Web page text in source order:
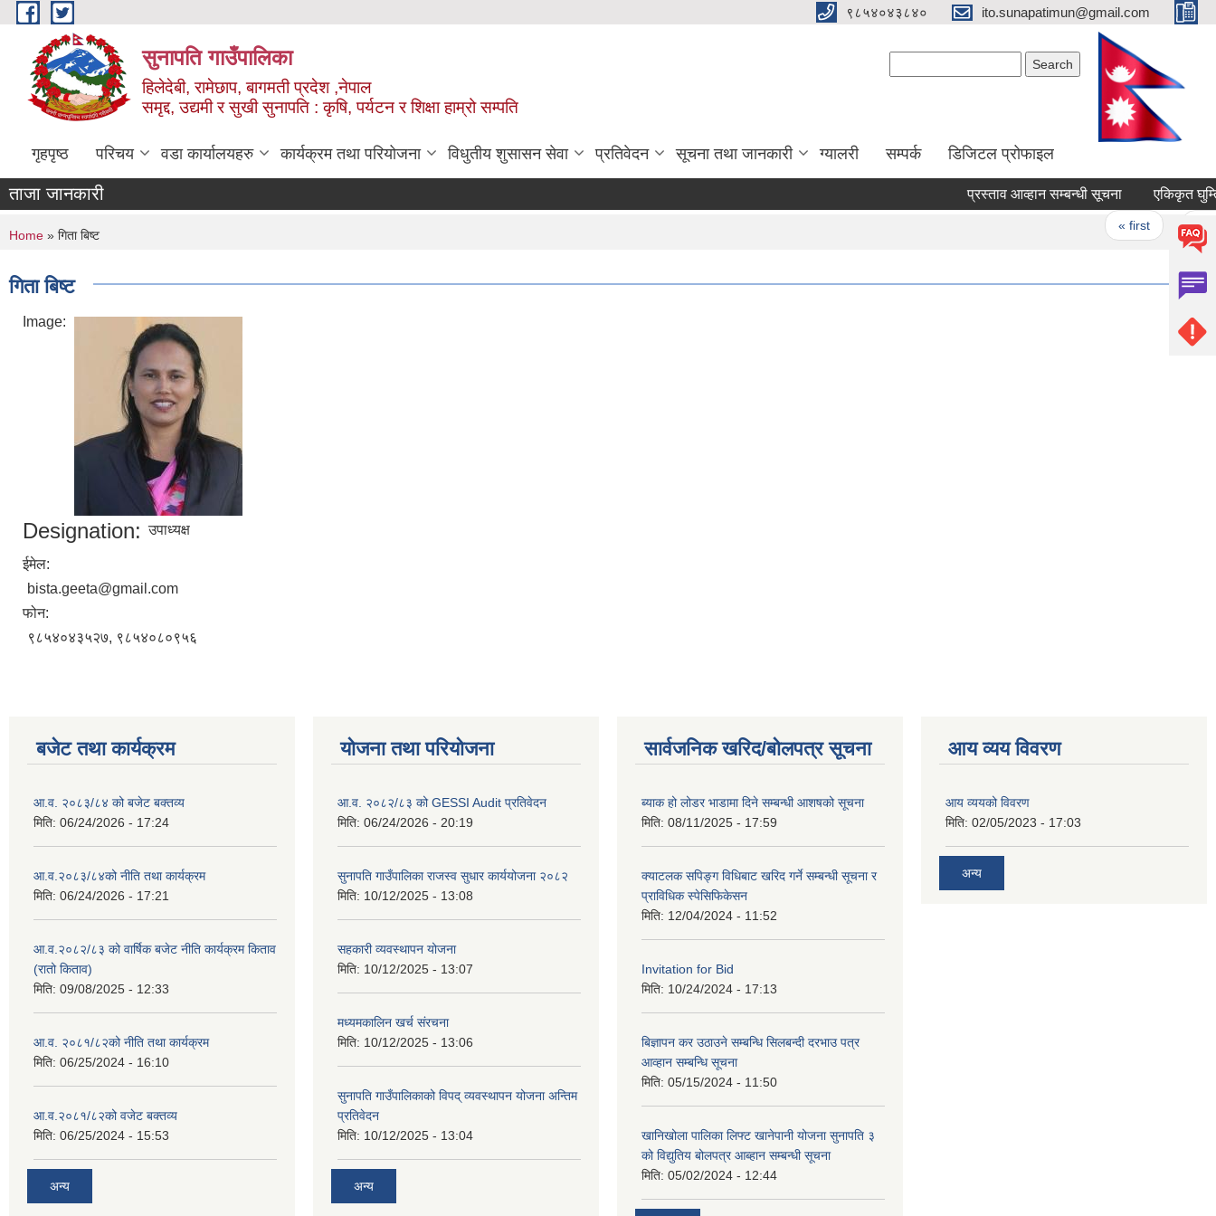
Skip to main content ९८५४०४३८४० ito.sunapatimun@gmail.com
सुनापति गाउँपालिका
हिलेदेबी, रामेछाप, बागमती प्रदेश ,नेपाल
समृद्द, उद्यमी र सुखी सुनापति : कृषि, पर्यटन र शिक्षा हाम्रो सम्पति
गृहपृष्ठ परिचय वडा कार्यालयहरु कार्यक्रम तथा परियोजना विधुतीय शुसासन सेवा प्रतिवेदन सूचना तथा जानकारी ग्यालरी सम्पर्क डिजिटल प्रोफाइल
ताजा जानकारी प्रस्ताव आव्हान सम्बन्धी सूचना एकिकृत घुम्ति
« first ‹
You are here
Home » गिता बिष्ट
गिता बिष्ट
Image:
Designation: उपाध्यक्ष
ईमेल:
bista.geeta@gmail.com
फोन:
९८५४०४३५२७, ९८५४०८०९५६
बजेट तथा कार्यक्रम
आ.व. २०८३/८४ को बजेट बक्तव्य
मिति: 06/24/2026 - 17:24
आ.व.२०८३/८४को नीति तथा कार्यक्रम
मिति: 06/24/2026 - 17:21
आ.व.२०८२/८३ को वार्षिक बजेट नीति कार्यक्रम किताव
(रातो किताव)
मिति: 09/08/2025 - 12:33
आ.व. २०८१/८२को नीति तथा कार्यक्रम
मिति: 06/25/2024 - 16:10
आ.व.२०८१/८२को वजेट बक्तव्य
मिति: 06/25/2024 - 15:53
अन्य
योजना तथा परियोजना
आ.व. २०८२/८३ को GESSI Audit प्रतिवेदन
मिति: 06/24/2026 - 20:19
सुनापति गाउँपालिका राजस्व सुधार कार्ययोजना २०८२
मिति: 10/12/2025 - 13:08
सहकारी व्यवस्थापन योजना
मिति: 10/12/2025 - 13:07
मध्यमकालिन खर्च संरचना
मिति: 10/12/2025 - 13:06
सुनापति गाउँपालिकाको विपद् व्यवस्थापन योजना अन्तिम
प्रतिवेदन
मिति: 10/12/2025 - 13:04
अन्य
सार्वजनिक खरिद/बोलपत्र सूचना
ब्याक हो लोडर भाडामा दिने सम्बन्धी आशषको सूचना
मिति: 08/11/2025 - 17:59
क्याटलक सपिङ्ग विधिबाट खरिद गर्ने सम्बन्धी सूचना र
प्राविधिक स्पेसिफिकेसन
मिति: 12/04/2024 - 11:52
Invitation for Bid
मिति: 10/24/2024 - 17:13
बिज्ञापन कर उठाउने सम्बन्धि सिलबन्दी दरभाउ पत्र
आव्हान सम्बन्धि सूचना
मिति: 05/15/2024 - 11:50
खानिखोला पालिका लिफ्ट खानेपानी योजना सुनापति ३
को विद्युतिय बोलपत्र आब्हान सम्बन्धी सूचना
मिति: 05/02/2024 - 12:44
आय व्यय विवरण
आय व्ययको विवरण
मिति: 02/05/2023 - 17:03
अन्य